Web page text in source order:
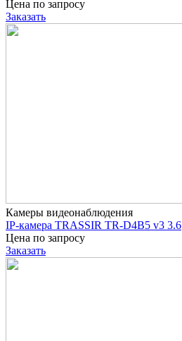
Цена по запросу
Заказать
Камеры видеонаблюдения
IP-камера TRASSIR TR-D4B5 v3 3.6
Цена по запросу
Заказать